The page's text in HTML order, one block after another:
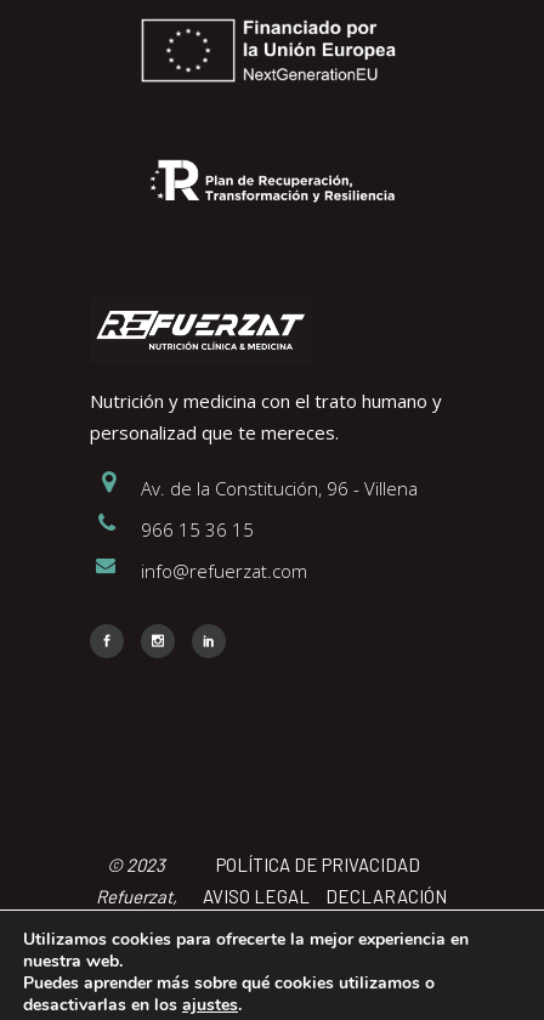
Nutrición y medicina con el trato humano y
personalizad que te mereces.
Av. de la Constitución, 96 - Villena
966 15 36 15
info@refuerzat.com
© 2023
Refuerzat,
Todos los
derechos
reservados
POLÍTICA DE PRIVACIDAD
AVISO LEGAL
DECLARACIÓN
DE ACCCESIBILIDAD
POLÍTICA
CONDICIONES
Utilizamos cookies para ofrecerte la mejor experiencia en
nuestra web.
Puedes aprender más sobre qué cookies utilizamos o
desactivarlas en los ajustes.